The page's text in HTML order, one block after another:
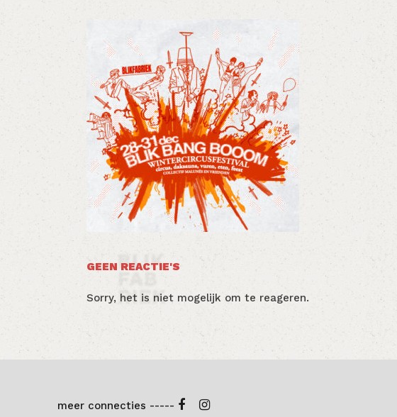
GEEN REACTIE'S
Sorry, het is niet mogelijk om te reageren.
meer connecties -----